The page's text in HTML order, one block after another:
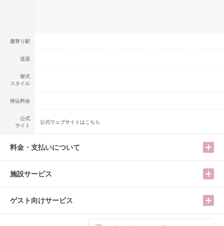
最寄り駅
送迎
挙式
スタイル
持込料金
公式
サイト
公式ウェブサイトはこちら
料金・支払いについて
施設サービス
ゲスト向けサービス